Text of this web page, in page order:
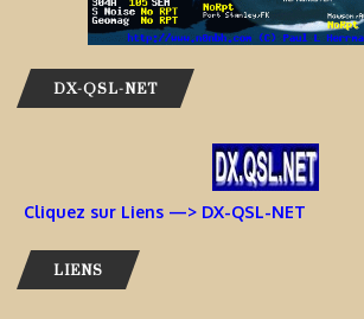
DX-QSL-NET
Cliquez sur Liens —> DX-QSL-NET
LIENS